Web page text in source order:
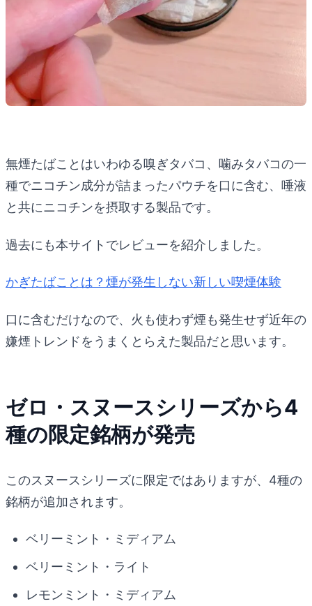
無煙たばことはいわゆる嗅ぎタバコ、噛みタバコの一
種でニコチン成分が詰まったパウチを口に含む、唾液
と共にニコチンを摂取する製品です。
過去にも本サイトでレビューを紹介しました。
かぎたばことは？煙が発生しない新しい喫煙体験
口に含むだけなので、火も使わず煙も発生せず近年の
嫌煙トレンドをうまくとらえた製品だと思います。
ゼロ・スヌースシリーズから4
種の限定銘柄が発売
このスヌースシリーズに限定ではありますが、4種の
銘柄が追加されます。
ベリーミント・ミディアム
ベリーミント・ライト
レモンミント・ミディアム